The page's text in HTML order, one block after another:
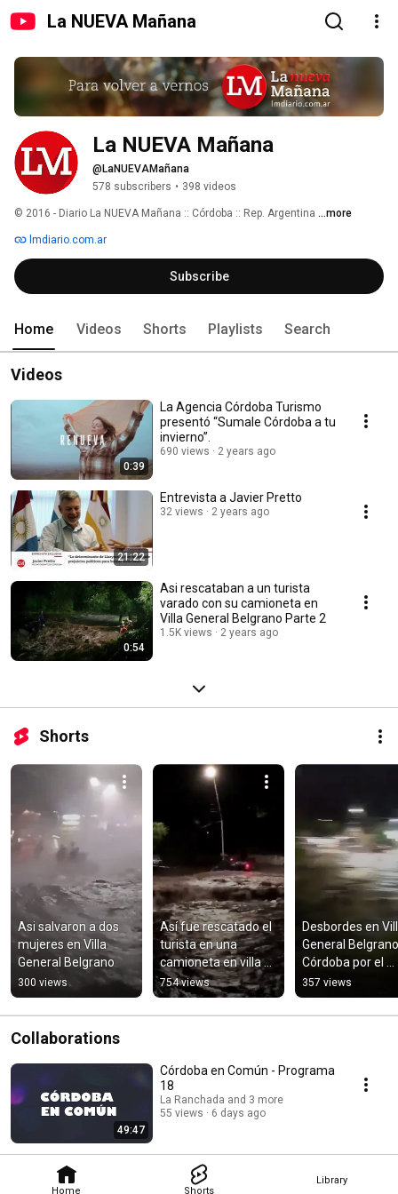
La NUEVA Mañana
Home Shorts
Library
La NUEVA Mañana
@LaNUEVAMañana
578 subscribers • 398 videos
© 2016 - Diario La NUEVA Mañana :: Córdoba :: Rep. Argentina ...more
lmdiario.com.ar
Subscribe
Home Videos Shorts Playlists Search
Videos
0:39
La Agencia Córdoba Turismo
presentó “Sumale Córdoba a tu
invierno”.
690 views 2 years ago
21:22
Entrevista a Javier Pretto
32 views 2 years ago
0:54
Asi rescataban a un turista
varado con su camioneta en
Villa General Belgrano Parte 2
1.5K views 2 years ago
Shorts
Asi salvaron a dos
mujeres en Villa
General Belgrano
300 views
Así fue rescatado el
turista en una
camioneta en villa
General Belgrano
parte 1
754 views
Desbordes en
General
Córdoba por el
temporal
357 views
Collaborations
49:47
Córdoba en Común - Programa
18
La Ranchada and 3 more
55 views
6 days ago